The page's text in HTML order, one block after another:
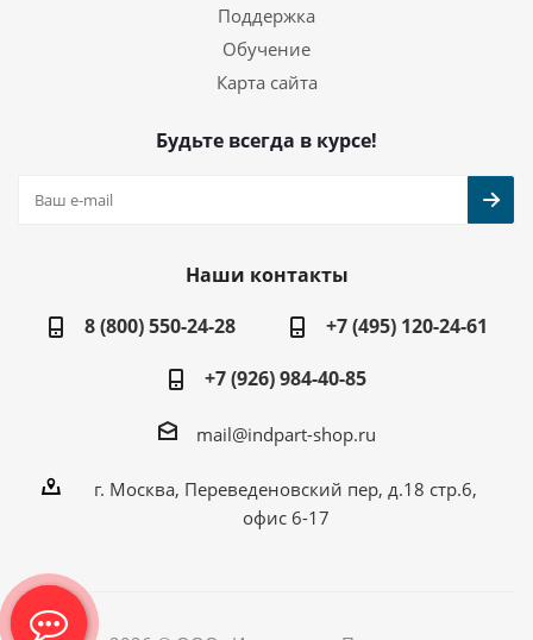
Поддержка
Обучение
Карта сайта
Будьте всегда в курсе!
Наши контакты
8 (800) 550-24-28
+7 (495) 120-24-61
+7 (926) 984-40-85
mail@indpart-shop.ru
г. Москва, Переведеновский пер, д.18 стр.6,
офис 6-17